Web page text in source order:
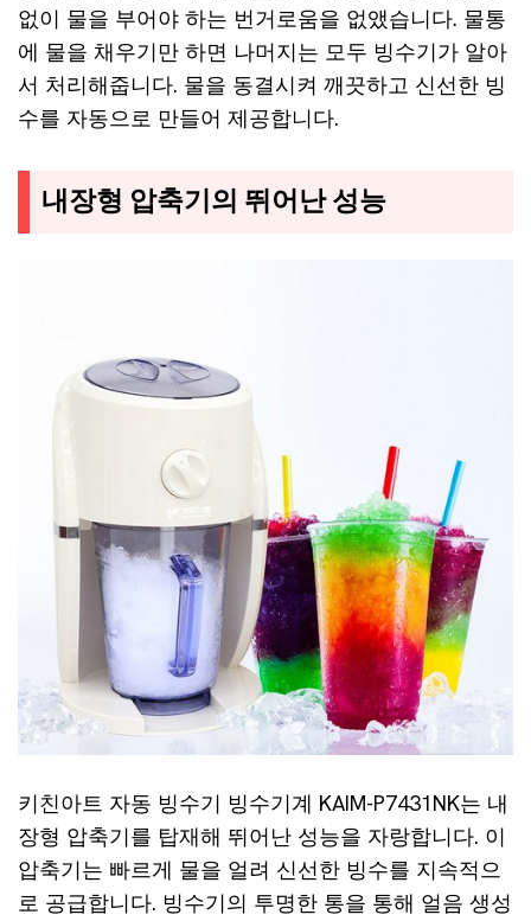
없이 물을 부어야 하는 번거로움을 없앴습니다. 물통
에 물을 채우기만 하면 나머지는 모두 빙수기가 알아
서 처리해줍니다. 물을 동결시켜 깨끗하고 신선한 빙
수를 자동으로 만들어 제공합니다.
내장형 압축기의 뛰어난 성능
키친아트 자동 빙수기 빙수기계 KAIM-P7431NK는 내
장형 압축기를 탑재해 뛰어난 성능을 자랑합니다. 이
압축기는 빠르게 물을 얼려 신선한 빙수를 지속적으
로 공급합니다. 빙수기의 투명한 통을 통해 얼음 생성